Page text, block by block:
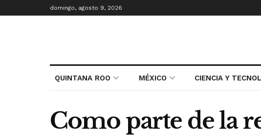
domingo, agosto 9, 2026
QUINTANA ROO MÉXICO CIENCIA Y
Como parte de la